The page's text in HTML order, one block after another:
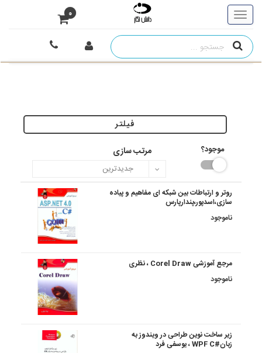
0
فیلتر
موجود؟ مرتب سازی
روتر و ارتباطات بین شبکه ای مفاهیم و پیاده
سازی،اسدپور،پندارپارس
ناموجود
مرجع آموزشی Corel Draw ، نظری
ناموجود
زیر ساخت نوین طراحی در ویندوز به
زبان#WPF C ، یوسفی فرد